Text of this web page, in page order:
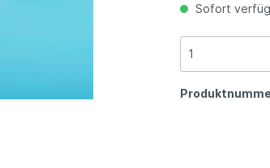
Sofort